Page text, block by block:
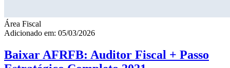
Área Fiscal
Adicionado em: 05/03/2026
Baixar AFRFB: Auditor Fiscal + Passo